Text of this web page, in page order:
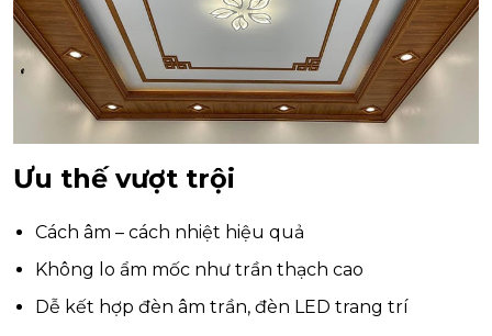
Ưu thế vượt trội
Cách âm – cách nhiệt hiệu quả
Không lo ẩm mốc như trần thạch cao
Dễ kết hợp đèn âm trần, đèn LED trang trí